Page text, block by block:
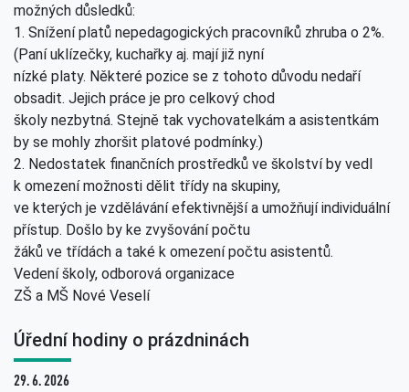
možných důsledků:
1. Snížení platů nepedagogických pracovníků zhruba o 2%.
(Paní uklízečky, kuchařky aj. mají již nyní
nízké platy. Některé pozice se z tohoto důvodu nedaří
obsadit. Jejich práce je pro celkový chod
školy nezbytná. Stejně tak vychovatelkám a asistentkám
by se mohly zhoršit platové podmínky.)
2. Nedostatek finančních prostředků ve školství by vedl
k omezení možnosti dělit třídy na skupiny,
ve kterých je vzdělávání efektivnější a umožňují individuální
přístup. Došlo by ke zvyšování počtu
žáků ve třídách a také k omezení počtu asistentů.
Vedení školy, odborová organizace
ZŠ a MŠ Nové Veselí
Úřední hodiny o prázdninách
29. 6. 2026